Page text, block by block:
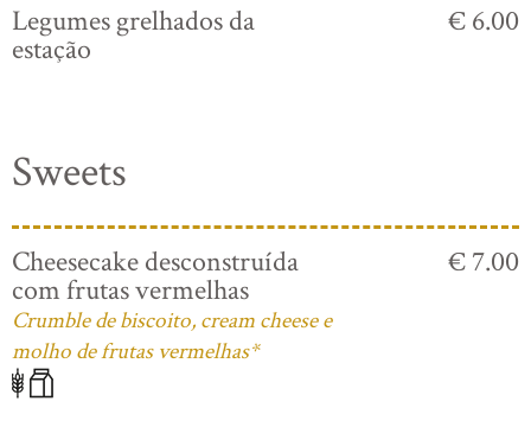
Legumes grelhados da
estação
€ 6.00
Sweets
Cheesecake desconstruída
com frutas vermelhas
Crumble de biscoito, cream cheese e
molho de frutas vermelhas*
€ 7.00